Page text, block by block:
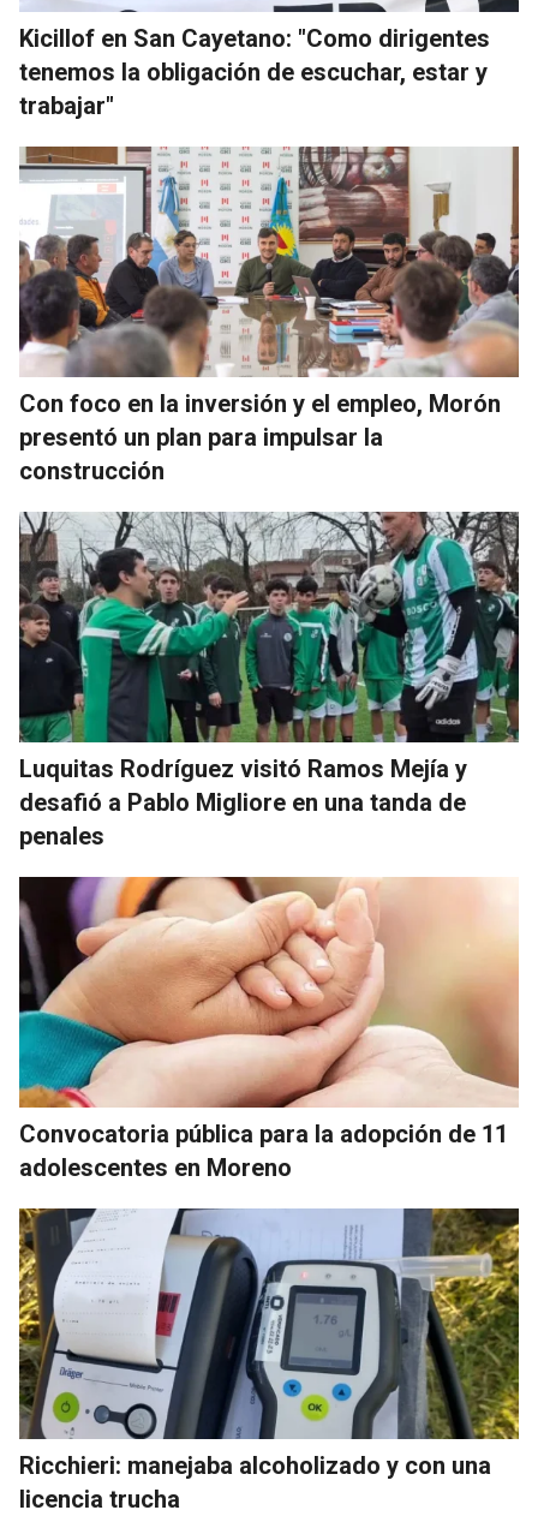
Kicillof en San Cayetano: "Como dirigentes
tenemos la obligación de escuchar, estar y
trabajar"
Con foco en la inversión y el empleo, Morón
presentó un plan para impulsar la
construcción
Luquitas Rodríguez visitó Ramos Mejía y
desafió a Pablo Migliore en una tanda de
penales
Convocatoria pública para la adopción de 11
adolescentes en Moreno
Ricchieri: manejaba alcoholizado y con una
licencia trucha